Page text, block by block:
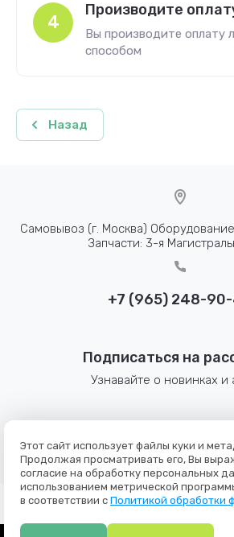
4
Производите
Вы производите оплату
способом
Назад
Политика
Самовывоз (г. Москва)
Запчасти: 3-я
+7 (965) 248-
Подписаться на
Узнавайте о новинках и
Этот сайт использует файлы куки и
Продолжая просматривать его, Вы
согласие на обработку персональных
использованием метрической
в соответствии с Политикой обработки